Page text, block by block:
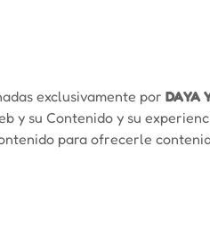
exclusivamente por DAYA
y su Contenido y su
para ofrecerle